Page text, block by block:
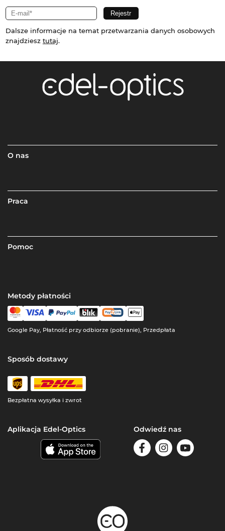
Dalsze informacje na temat przetwarzania danych osobowych
znajdziesz tutaj.
O nas
Praca
Pomoc
Metody płatności
Google Pay, Płatność przy odbiorze (pobranie), Przedpłata
Sposób dostawy
Bezpłatna wysyłka i zwrot
Aplikacja Edel-Optics Odwiedź nas